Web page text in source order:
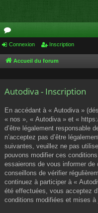
or
u
s
Connexion Inscription
Accueil du forum
Autodiva - Inscription
En accédant à « Autodiva »
« nos », « Autodiva » et «
d’être légalement responsable
n’acceptez pas d’être
suivantes, veuillez ne pas
pouvons modifier ces
essaierons de vous informer
conseillons de vérifier
continuez à participer à «
été effectuées, vous acceptez
conditions modifiées et mises à